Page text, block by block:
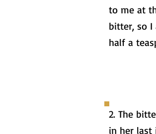
to me at
bitter, so I
half a
2. The
in her